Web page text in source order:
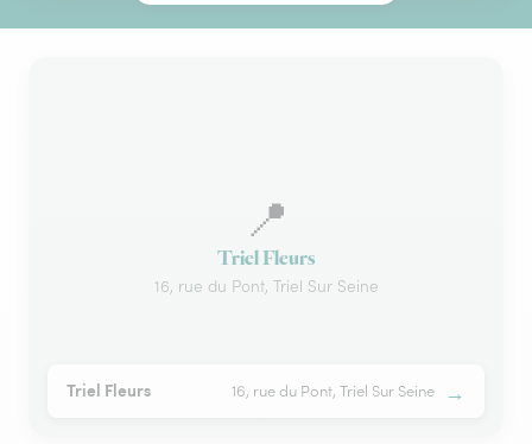
📍
Triel Fleurs
16, rue du Pont, Triel Sur Seine
Triel Fleurs 16, rue du Pont, Triel Sur Seine →